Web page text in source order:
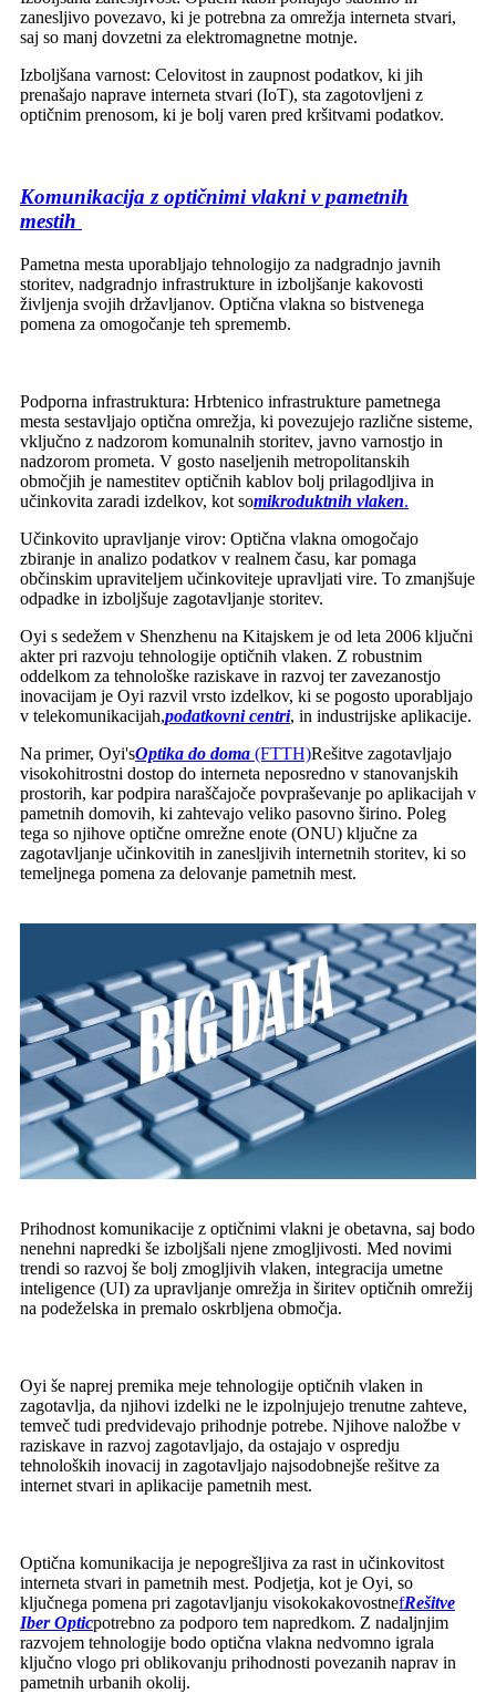
zanesljivo povezavo, ki je potrebna za omrežja interneta stvari,
saj so manj dovzetni za elektromagnetne motnje.
Izboljšana varnost: Celovitost in zaupnost podatkov, ki jih
prenašajo naprave interneta stvari (IoT), sta zagotovljeni z
optičnim prenosom, ki je bolj varen pred kršitvami podatkov.
Komunikacija z optičnimi vlakni v pametnih
mestih
Pametna mesta uporabljajo tehnologijo za nadgradnjo javnih
storitev, nadgradnjo infrastrukture in izboljšanje kakovosti
življenja svojih državljanov. Optična vlakna so bistvenega
pomena za omogočanje teh sprememb.
Podporna infrastruktura: Hrbtenico infrastrukture pametnega
mesta sestavljajo optična omrežja, ki povezujejo različne sisteme,
vključno z nadzorom komunalnih storitev, javno varnostjo in
nadzorom prometa. V gosto naseljenih metropolitanskih
območjih je namestitev optičnih kablov bolj prilagodljiva in
učinkovita zaradi izdelkov, kot somikroduktnih vlaken.
Učinkovito upravljanje virov: Optična vlakna omogočajo
zbiranje in analizo podatkov v realnem času, kar pomaga
občinskim upraviteljem učinkoviteje upravljati vire. To zmanjšuje
odpadke in izboljšuje zagotavljanje storitev.
Oyi s sedežem v Shenzhenu na Kitajskem je od leta 2006 ključni
akter pri razvoju tehnologije optičnih vlaken. Z robustnim
oddelkom za tehnološke raziskave in razvoj ter zavezanostjo
inovacijam je Oyi razvil vrsto izdelkov, ki se pogosto uporabljajo
v telekomunikacijah,podatkovni centri, in industrijske aplikacije.
Na primer, Oyi'sOptika do doma (FTTH)Rešitve zagotavljajo
visokohitrostni dostop do interneta neposredno v stanovanjskih
prostorih, kar podpira naraščajoče povpraševanje po aplikacijah v
pametnih domovih, ki zahtevajo veliko pasovno širino. Poleg
tega so njihove optične omrežne enote (ONU) ključne za
zagotavljanje učinkovitih in zanesljivih internetnih storitev, ki so
temeljnega pomena za delovanje pametnih mest.
Prihodnost komunikacije z optičnimi vlakni je obetavna, saj bodo
nenehni napredki še izboljšali njene zmogljivosti. Med novimi
trendi so razvoj še bolj zmogljivih vlaken, integracija umetne
inteligence (UI) za upravljanje omrežja in širitev optičnih omrežij
na podeželska in premalo oskrbljena območja.
Oyi še naprej premika meje tehnologije optičnih vlaken in
zagotavlja, da njihovi izdelki ne le izpolnjujejo trenutne zahteve,
temveč tudi predvidevajo prihodnje potrebe. Njihove naložbe v
raziskave in razvoj zagotavljajo, da ostajajo v ospredju
tehnoloških inovacij in zagotavljajo najsodobnejše rešitve za
internet stvari in aplikacije pametnih mest.
Optična komunikacija je nepogrešljiva za rast in učinkovitost
interneta stvari in pametnih mest. Podjetja, kot je Oyi, so
ključnega pomena pri zagotavljanju visokokakovostnefRešitve
Iber Opticpotrebno za podporo tem napredkom. Z nadaljnjim
razvojem tehnologije bodo optična vlakna nedvomno igrala
ključno vlogo pri oblikovanju prihodnosti povezanih naprav in
pametnih urbanih okolij.